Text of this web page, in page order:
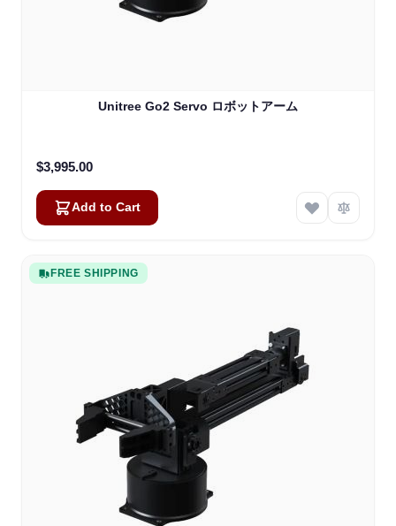
Unitree Go2 Servo ロボットアーム
$3,995.00
Add to Cart
FREE SHIPPING